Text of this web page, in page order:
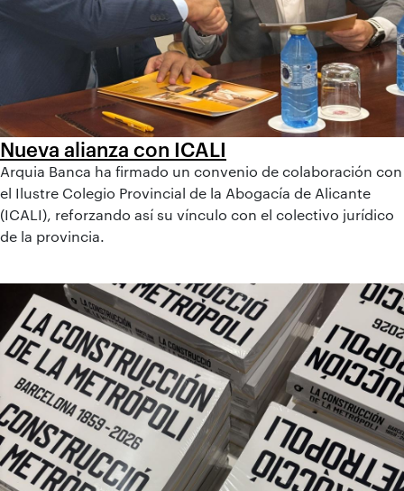
Nueva alianza con ICALI
Arquia Banca ha firmado un convenio de colaboración con
el Ilustre Colegio Provincial de la Abogacía de Alicante
(ICALI), reforzando así su vínculo con el colectivo jurídico
de la provincia.